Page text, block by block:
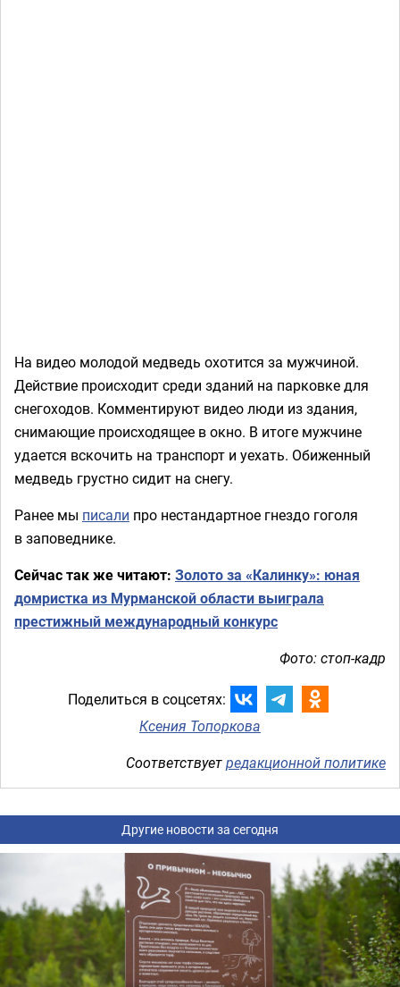
На видео молодой медведь охотится за мужчиной.
Действие происходит среди зданий на парковке для
снегоходов. Комментируют видео люди из здания,
снимающие происходящее в окно. В итоге мужчине
удается вскочить на транспорт и уехать. Обиженный
медведь грустно сидит на снегу.
Ранее мы писали про нестандартное гнездо гоголя
в заповеднике.
Сейчас так же читают: Золото за «Калинку»: юная
домристка из Мурманской области выиграла
престижный международный конкурс
Фото: стоп-кадр
Поделиться в соцсетях:
Ксения Топоркова
Соответствуетредакционной политике
Другие новости за сегодня